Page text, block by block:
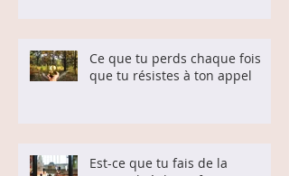
Ce que tu perds chaque fois
que tu résistes à ton appel
Est-ce que tu fais de la